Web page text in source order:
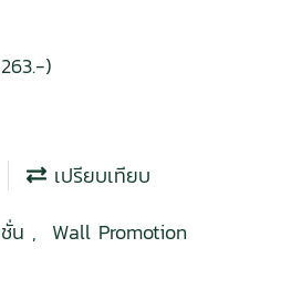
)
เปรียบเทียบ
น , Wall Promotion